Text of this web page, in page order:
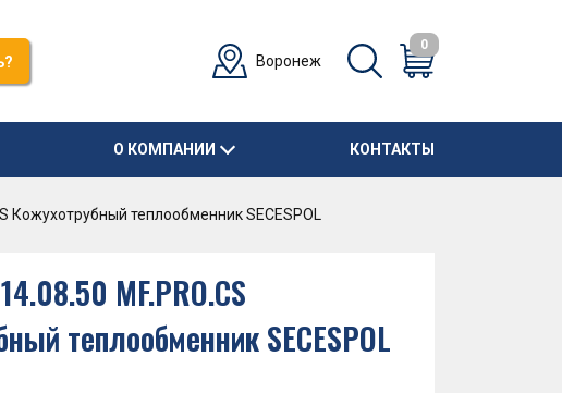
Воронеж
0
О КОМПАНИИ КОНТАКТЫ
Кожухотрубный теплообменник SECESPOL
MF.PRO.CS
теплообменник SECESPOL